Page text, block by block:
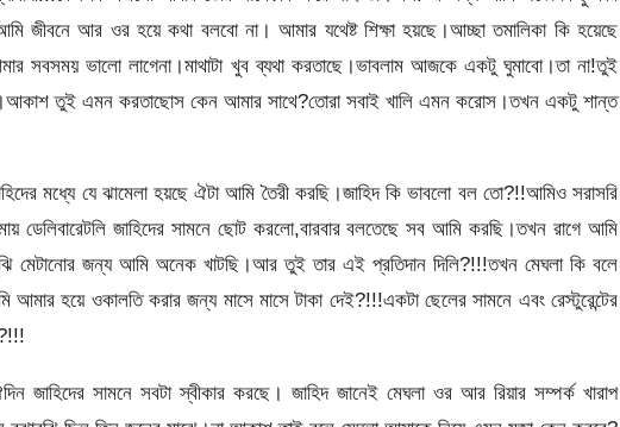
জীবনে আর ওর হয়ে কথা বলবো না। আমার যথেষ্ট শিক্ষা হয়ছে।আচ্ছা তমালিকা কি হয়েছে
ভালো লাগেনা।মাথাটা খুব ব্যথা করতাছে।ভাবলাম আজকে একটু ঘুমাবো।তা না!তুই
বল।আকাশ তুই এমন করতাছোস কেন আমার সাথে?তোরা সবাই খালি এমন করোস।তখন একটু শান্ত
মধ্যে যে ঝামেলা হয়ছে ঐটা আমি তৈরী করছি।জাহিদ কি ভাবলো বল তো?!!আমিও সরাসরি
ডেলিবারেটলি জাহিদের সামনে ছোট করলো,বারবার বলতেছে সব আমি করছি।তখন রাগে আমি
মেটানোর জন্য আমি অনেক খাটছি।আর তুই তার এই প্রতিদান দিলি?!!!তখন মেঘলা কি বলে
হয়ে ওকালতি করার জন্য মাসে মাসে টাকা দেই?!!!একটা ছেলের সামনে এবং রেস্টুরেন্টের
সামনে সবটা স্বীকার করছে। জাহিদ জানেই মেঘলা ওর আর রিয়ার সম্পর্ক খারাপ